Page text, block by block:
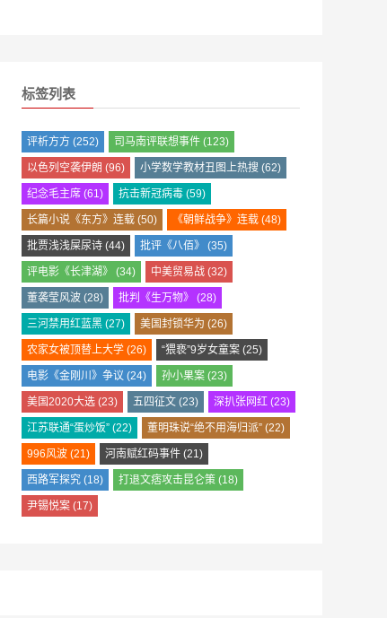
标签列表
评析方方 (252) 司马南评联想事件 (123)
以色列空袭伊朗 (96) 小学数学教材丑图上热搜 (62)
纪念毛主席 (61) 抗击新冠病毒 (59)
长篇小说《东方》连载 (50) 《朝鲜战争》连载 (48)
批贾浅浅屎尿诗 (44) 批评《八佰》 (35)
评电影《长津湖》 (34) 中美贸易战 (32)
董袭莹风波 (28) 批判《生万物》 (28)
三河禁用红蓝黑 (27) 美国封锁华为 (26)
农家女被顶替上大学 (26) “猥亵”9岁女童案 (25)
电影《金刚川》争议 (24) 孙小果案 (23)
美国2020大选 (23) 五四征文 (23) 深扒张网红 (23)
江苏联通“蛋炒饭” (22) 董明珠说“绝不用海归派” (22)
996风波 (21) 河南赋红码事件 (21)
西路军探究 (18) 打退文痞攻击昆仑策 (18)
尹锡悦案 (17)